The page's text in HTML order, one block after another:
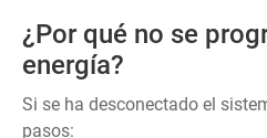
¿Por qué no se
energía?
Si se ha desconectado el
pasos: